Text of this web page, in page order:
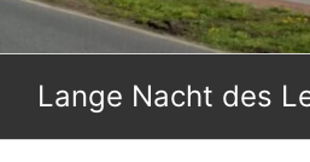
Lange Nacht des